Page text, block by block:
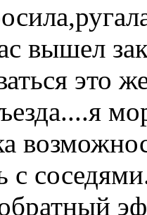
вышел
это
с